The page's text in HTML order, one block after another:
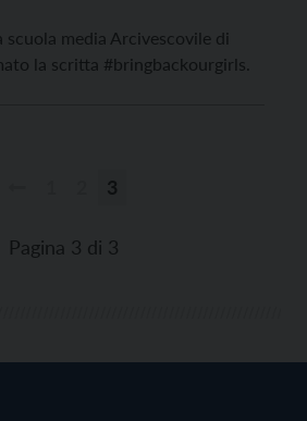
scuola media Arcivescovile di
la scritta #bringbackourgirls.
Paginazione
articoli
3
Pagina 3 di 3